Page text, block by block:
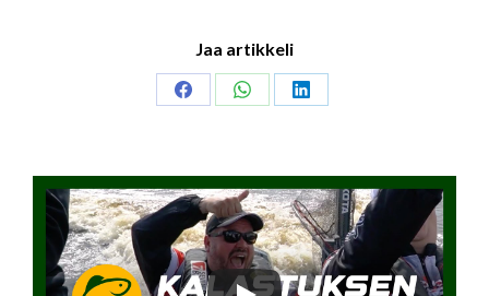
Jaa artikkeli
Share
Share
Share